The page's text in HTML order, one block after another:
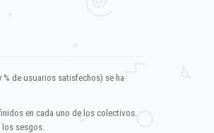
de usuarios satisfechos) se ha
en cada uno de los colectivos.
los sesgos.